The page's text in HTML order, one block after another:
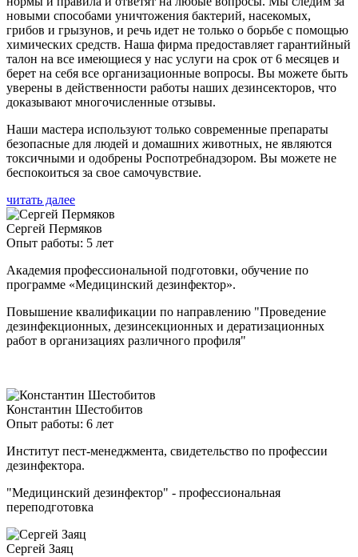
новыми способами уничтожения бактерий, насекомых,
грибов и грызунов, и речь идет не только о борьбе с помощью
химических средств. Наша фирма предоставляет гарантийный
талон на все имеющиеся у нас услуги на срок от 6 месяцев и
берет на себя все организационные вопросы. Вы можете быть
уверены в действенности работы наших дезинсекторов, что
доказывают многочисленные отзывы.
Наши мастера используют только современные препараты
безопасные для людей и домашних животных, не являются
токсичными и одобрены Роспотребнадзором. Вы можете не
беспокоиться за свое самочувствие.
читать далее
Сергей Пермяков
Опыт работы: 5 лет
Академия профессиональной подготовки, обучение по
программе «Медицинский дезинфектор».
Повышение квалификации по направлению "Проведение
дезинфекционных, дезинсекционных и дератизационных
работ в организациях различного профиля"
Константин Шестобитов
Опыт работы: 6 лет
Институт пест-менеджмента, свидетельство по профессии
дезинфектора.
"Медицинский дезинфектор" - профессиональная
переподготовка
Сергей Заяц